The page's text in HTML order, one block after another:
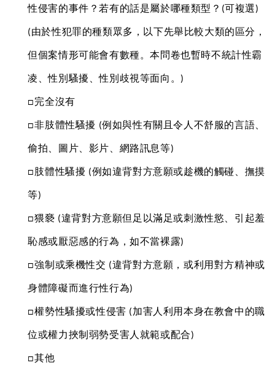
性侵害的事件？若有的話是屬於哪種類型？(可複選)
(由於性犯罪的種類眾多，以下先舉比較大類的區分，
但個案情形可能會有數種。本問卷也暫時不統計性霸
凌、性別騷擾、性別歧視等面向。)
□完全沒有
□非肢體性騷擾 (例如與性有關且令人不舒服的言語、
偷拍、圖片、影片、網路訊息等)
□肢體性騷擾 (例如違背對方意願或趁機的觸碰、撫摸
等)
□猥褻 (違背對方意願但足以滿足或刺激性慾、引起羞
恥感或厭惡感的行為，如不當裸露)
□強制或乘機性交 (違背對方意願，或利用對方精神或
身體障礙而進行性行為)
□權勢性騷擾或性侵害 (加害人利用本身在教會中的職
位或權力挾制弱勢受害人就範或配合)
□其他